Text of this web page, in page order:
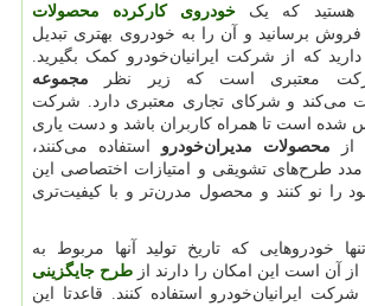
هستید که یک خودروی کارکرده محصولات
فروش برسانید و آن را به خودروی بهتری تبدیل
دارید که از شرکت ایرانیان‌خودرو کمک بگیرید.
معتبری است که زیر نظر مجموعه
می‌کند و شرکای تجاری معتبری دارد. شرکت
شده است تا همراه کاربران باشد و دست یاری
از محصولات مدیران‌خودرو استفاده می‌کنند،
مدد طرح‌های تشویقی و امتیازات اختصاصی این
را نو کنند و محصول مدرن‌تر و با کیفیت‌تری
خودروهایی که تاریخ تولید آنها مربوط به
طرح جایگزینی
شرکت ایرانیان‌خودرو استفاده کنند. قاعدتا این